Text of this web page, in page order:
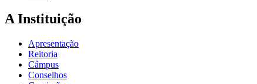
A Instituição
Apresentação
Reitoria
Câmpus
Conselhos